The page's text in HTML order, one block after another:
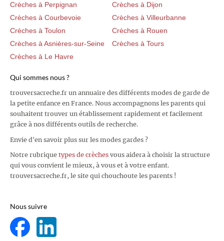
Crèches à Perpignan
Crèches à Dijon
Crèches à Courbevoie
Crèches à Villeurbanne
Crèches à Toulon
Crèches à Rouen
Crèches à Asnières-sur-Seine
Crèches à Tours
Crèches à Le Havre
Qui sommes nous ?
trouversacreche.fr un annuaire des différents modes de garde de
la petite enfance en France. Nous accompagnons les parents qui
souhaitent trouver un établissement rapidement et facilement
grâce à nos différents outils de recherche.
Envie d'en savoir plus sur les modes gardes ?
Notre rubrique types de crèches vous aidera à choisir la structure
qui vous convient le mieux, à vous et à votre enfant.
trouversacreche.fr, le site qui chouchoute les parents !
Nous suivre